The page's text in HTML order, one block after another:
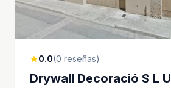
star0.0(0 reseñas)
Drywall Decoració S L U